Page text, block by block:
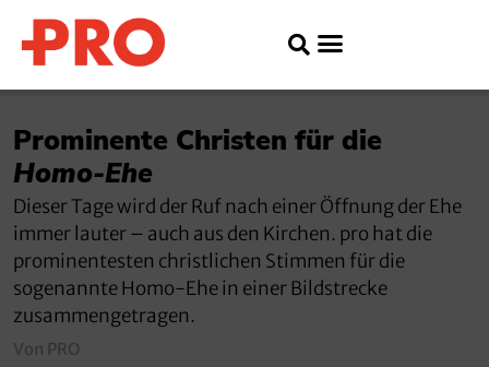
Prominente Christen für die
Homo-Ehe
Dieser Tage wird der Ruf nach einer Öffnung der Ehe
immer lauter – auch aus den Kirchen. pro hat die
prominentesten christlichen Stimmen für die
sogenannte Homo-Ehe in einer Bildstrecke
zusammengetragen.
Von PRO